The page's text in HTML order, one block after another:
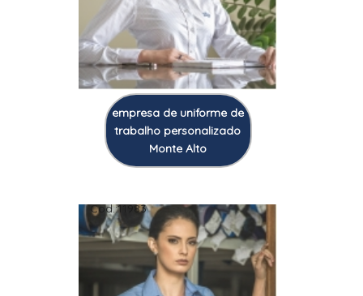
empresa de uniforme de
trabalho personalizado
Monte Alto
Cod.:11983